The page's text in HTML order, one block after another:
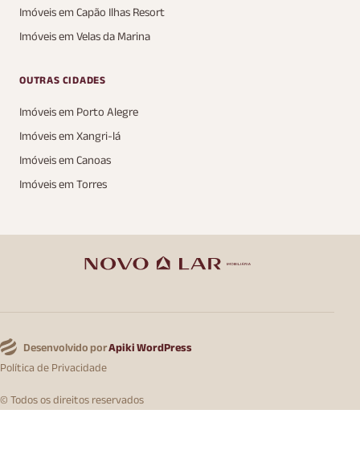
Imóveis em Capão Ilhas Resort
Imóveis em Velas da Marina
OUTRAS CIDADES
Imóveis em Porto Alegre
Imóveis em Xangri-lá
Imóveis em Canoas
Imóveis em Torres
Desenvolvido porApiki WordPress
Política de Privacidade
© Todos os direitos reservados